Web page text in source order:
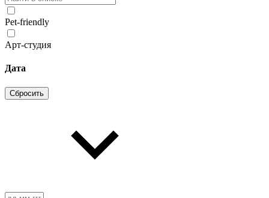
Pet-friendly
Арт-студия
Дата
Сбросить